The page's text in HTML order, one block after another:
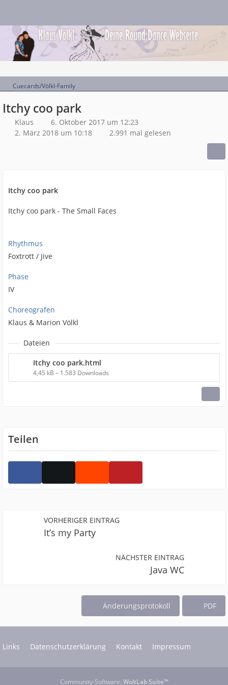
Cuecards/Völkl-Family
Itchy coo park
Klaus
6. Oktober 2017 um 12:23
2. März 2018 um 10:18
2.991 mal gelesen
Itchy coo park
Itchy coo park - The Small Faces
Rhythmus
Foxtrott / Jive
Phase
IV
Choreografen
Klaus & Marion Völkl
Dateien
Itchy coo park.html
4,45 kB – 1.583 Downloads
Teilen
VORHERIGER EINTRAG
It’s my Party
NÄCHSTER EINTRAG
Java WC
Änderungsprotokoll PDF
Links Datenschutzerklärung Kontakt Impressum
Community-Software: WoltLab Suite™